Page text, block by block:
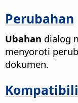
Perubahan
Ubahan dialog
menyoroti
dokumen.